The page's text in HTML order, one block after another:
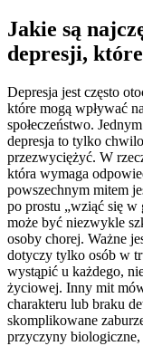
Jakie są
depresji,
Depresja jest często
które mogą wpływać
społeczeństwo.
depresja to tylko
przezwyciężyć. W
która wymaga
powszechnym mitem
po prostu „wziąć się w
może być niezwykle
osoby chorej. Ważne
dotyczy tylko osób w
wystąpić u każdego,
życiowej. Inny mit
charakteru lub braku
skomplikowane
przyczyny